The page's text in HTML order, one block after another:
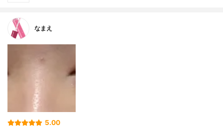
なまえ
5.00